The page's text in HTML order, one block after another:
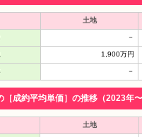
土地
－
1,900万円
－
［成約平均単価］の推移（2023年〜
土地